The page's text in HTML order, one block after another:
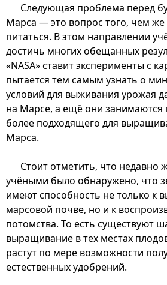
Следующая проблема перед
Марса — это вопрос того, чем же
питаться. В этом направлении
достичь многих обещанных
«NASA» ставит эксперименты с
пытается тем самым узнать о
условий для выживания урожая
на Марсе, а ещё они занимаются
более подходящего для
Марса.
Стоит отметить, что недавно
учёными было обнаружено, что
имеют способность не только к
марсовой почве, но и к
потомства. То есть существуют
выращивание в тех местах
растут по мере возможности
естественных удобрений.